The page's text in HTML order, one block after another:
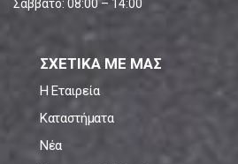
Σάββατο: 08:00 – 14:00
ΣΧΕΤΙΚΑ ΜΕ ΜΑΣ
Η Εταιρεία
Καταστήματα
Νέα